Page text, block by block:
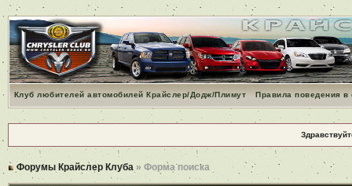
Клуб любителей автомобилей Крайслер/Додж/Плимут Правила поведения
Форумы Крайслер Клуба » Форма поиска